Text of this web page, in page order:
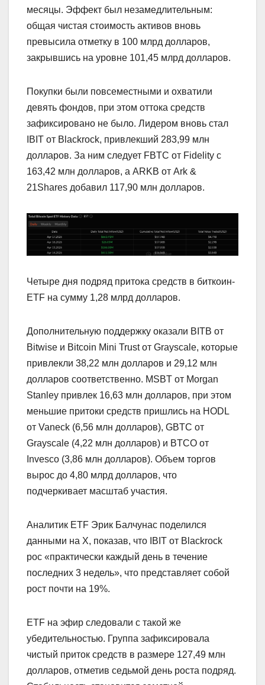
месяцы. Эффект был незамедлительным:
общая чистая стоимость активов вновь
превысила отметку в 100 млрд долларов,
закрывшись на уровне 101,45 млрд долларов.
Покупки были повсеместными и охватили
девять фондов, при этом оттока средств
зафиксировано не было. Лидером вновь стал
IBIT от Blackrock, привлекший 283,99 млн
долларов. За ним следует FBTC от Fidelity с
163,42 млн долларов, а ARKB от Ark &
21Shares добавил 117,90 млн долларов.
Четыре дня подряд притока средств в биткоин-
ETF на сумму 1,28 млрд долларов.
Дополнительную поддержку оказали BITB от
Bitwise и Bitcoin Mini Trust от Grayscale, которые
привлекли 38,22 млн долларов и 29,12 млн
долларов соответственно. MSBT от Morgan
Stanley привлек 16,63 млн долларов, при этом
меньшие притоки средств пришлись на HODL
от Vaneck (6,56 млн долларов), GBTC от
Grayscale (4,22 млн долларов) и BTCO от
Invesco (3,86 млн долларов). Объем торгов
вырос до 4,80 млрд долларов, что
подчеркивает масштаб участия.
Аналитик ETF Эрик Балчунас поделился
данными на X, показав, что IBIT от Blackrock
рос «практически каждый день в течение
последних 3 недель», что представляет собой
рост почти на 19%.
ETF на эфир следовали с такой же
убедительностью. Группа зафиксировала
чистый приток средств в размере 127,49 млн
долларов, отметив седьмой день роста подряд.